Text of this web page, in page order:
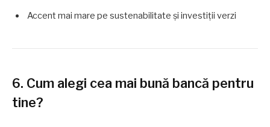
Accent mai mare pe sustenabilitate și investiții verzi
6. Cum alegi cea mai bună bancă pentru
tine?